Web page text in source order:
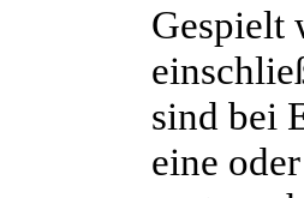
Gespielt
sind bei
eine